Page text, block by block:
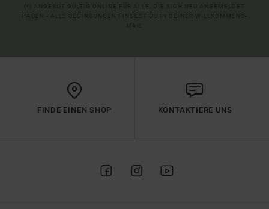
FINDE EINEN SHOP KONTAKTIERE UNS